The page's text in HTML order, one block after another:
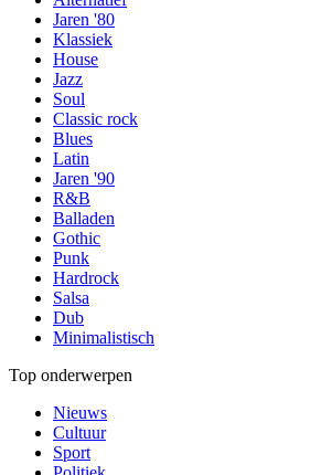
Jaren '80
Klassiek
House
Jazz
Soul
Classic rock
Blues
Latin
Jaren '90
R&B
Balladen
Gothic
Punk
Hardrock
Salsa
Dub
Minimalistisch
Top onderwerpen
Nieuws
Cultuur
Sport